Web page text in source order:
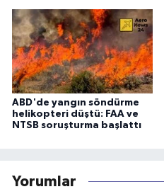
ABD'de yangın söndürme
helikopteri düştü: FAA ve
NTSB soruşturma başlattı
Yorumlar